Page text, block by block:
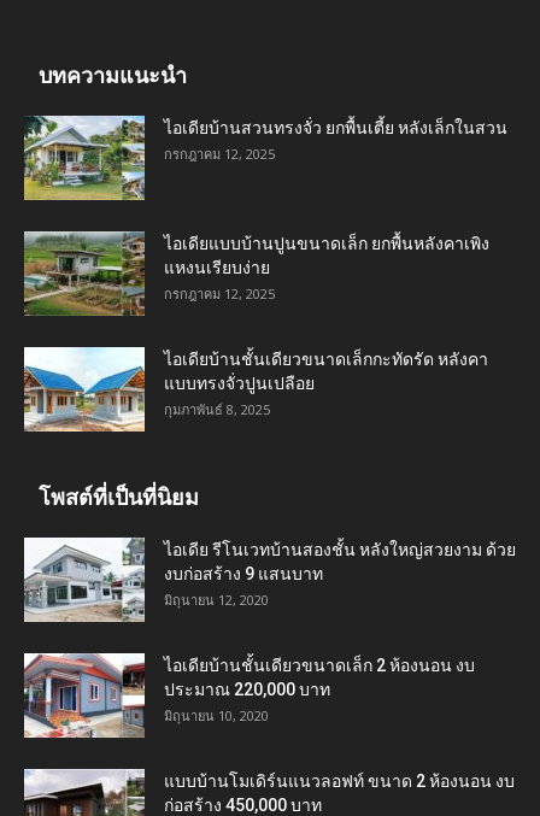
บทความแนะนำ
ไอเดียบ้านสวนทรงจั่ว ยกพื้นเตี้ย หลังเล็กในสวน
กรกฎาคม 12, 2025
ไอเดียแบบบ้านปูนขนาดเล็ก ยกพื้นหลังคาเพิง
แหงนเรียบง่าย
กรกฎาคม 12, 2025
ไอเดียบ้านชั้นเดียวขนาดเล็กกะทัดรัด หลังคา
แบบทรงจั่วปูนเปลือย
กุมภาพันธ์ 8, 2025
โพสต์ที่เป็นที่นิยม
ไอเดีย รีโนเวทบ้านสองชั้น หลังใหญ่สวยงาม ด้วย
งบก่อสร้าง 9 แสนบาท
มิถุนายน 12, 2020
ไอเดียบ้านชั้นเดียวขนาดเล็ก 2 ห้องนอน งบ
ประมาณ 220,000 บาท
มิถุนายน 10, 2020
แบบบ้านโมเดิร์นแนวลอฟท์ ขนาด 2 ห้องนอน งบ
ก่อสร้าง 450,000 บาท